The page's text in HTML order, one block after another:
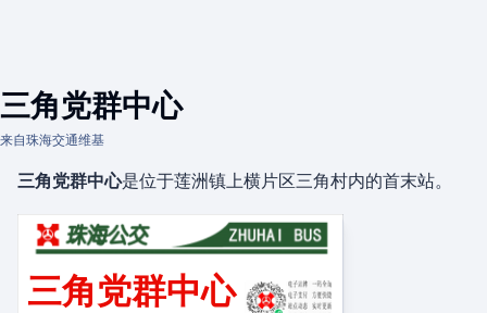
三角党群中心
来自珠海交通维基
三角党群中心是位于莲洲镇上横片区三角村内的首末站。
三角党群中心